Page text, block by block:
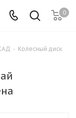
0
- Колесный диск